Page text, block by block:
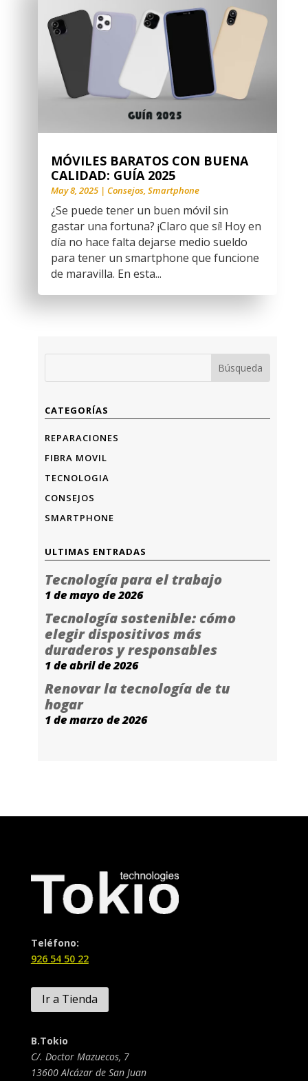
MÓVILES BARATOS CON BUENA
CALIDAD: GUÍA 2025
May 8, 2025| Consejos, Smartphone
¿Se puede tener un buen móvil sin
gastar una fortuna? ¡Claro que sí! Hoy en
día no hace falta dejarse medio sueldo
para tener un smartphone que funcione
de maravilla. En esta...
CATEGORÍAS
REPARACIONES
FIBRA MOVIL
TECNOLOGIA
CONSEJOS
SMARTPHONE
ULTIMAS ENTRADAS
Tecnología para el trabajo
1 de mayo de 2026
Tecnología sostenible: cómo
elegir dispositivos más
duraderos y responsables
1 de abril de 2026
Renovar la tecnología de tu
hogar
1 de marzo de 2026
Teléfono:
926 54 50 22
Ir a Tienda
B.Tokio
C/. Doctor Mazuecos, 7
13600 Alcázar de San Juan